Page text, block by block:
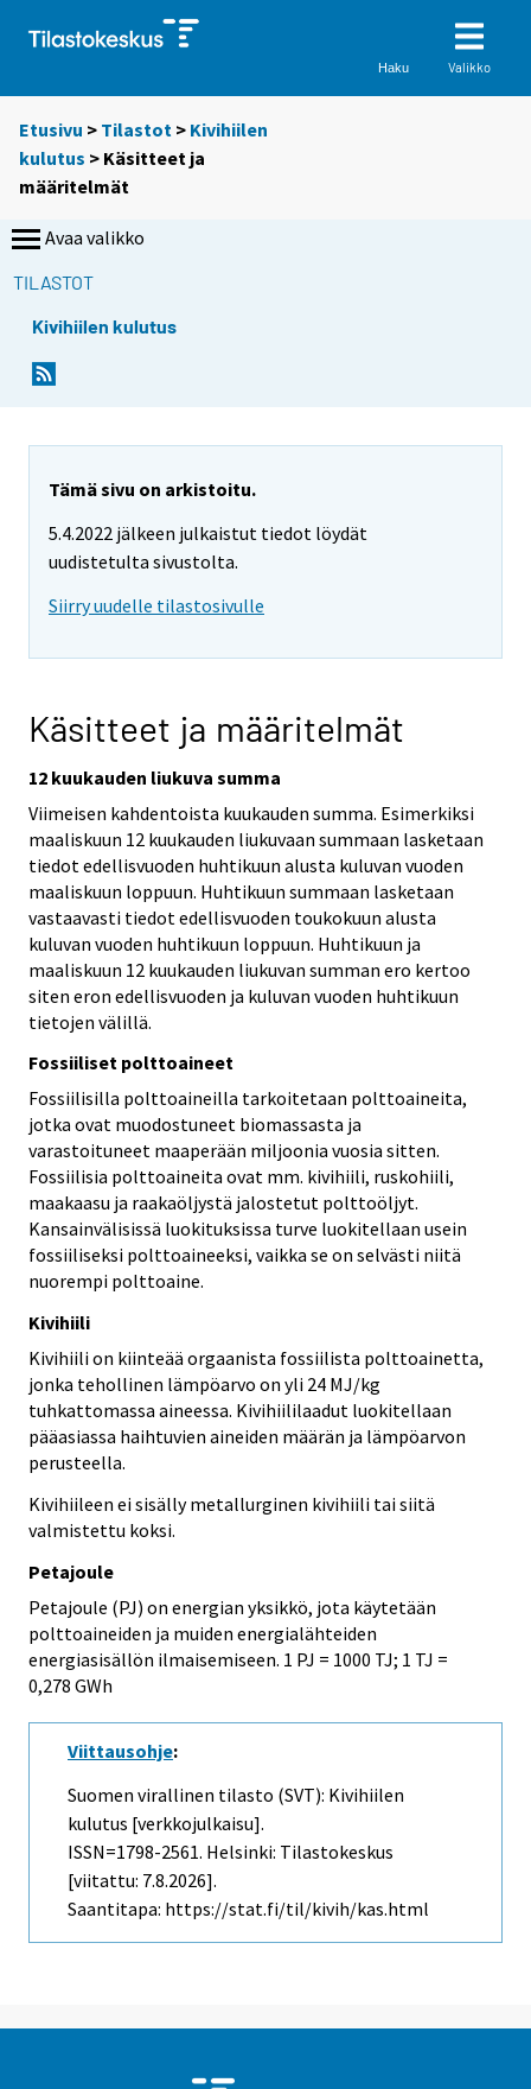
Haku Valikko
Etusivu > Tilastot > Kivihiilen
kulutus > Käsitteet ja
määritelmät
Avaa valikko
TILASTOT
Kivihiilen kulutus
Tämä sivu on arkistoitu.
5.4.2022 jälkeen julkaistut tiedot löydät
uudistetulta sivustolta.
Siirry uudelle tilastosivulle
Käsitteet ja määritelmät
12 kuukauden liukuva summa
Viimeisen kahdentoista kuukauden summa. Esimerkiksi
maaliskuun 12 kuukauden liukuvaan summaan lasketaan
tiedot edellisvuoden huhtikuun alusta kuluvan vuoden
maaliskuun loppuun. Huhtikuun summaan lasketaan
vastaavasti tiedot edellisvuoden toukokuun alusta
kuluvan vuoden huhtikuun loppuun. Huhtikuun ja
maaliskuun 12 kuukauden liukuvan summan ero kertoo
siten eron edellisvuoden ja kuluvan vuoden huhtikuun
tietojen välillä.
Fossiiliset polttoaineet
Fossiilisilla polttoaineilla tarkoitetaan polttoaineita,
jotka ovat muodostuneet biomassasta ja
varastoituneet maaperään miljoonia vuosia sitten.
Fossiilisia polttoaineita ovat mm. kivihiili, ruskohiili,
maakaasu ja raakaöljystä jalostetut polttoöljyt.
Kansainvälisissä luokituksissa turve luokitellaan usein
fossiiliseksi polttoaineeksi, vaikka se on selvästi niitä
nuorempi polttoaine.
Kivihiili
Kivihiili on kiinteää orgaanista fossiilista polttoainetta,
jonka tehollinen lämpöarvo on yli 24 MJ/kg
tuhkattomassa aineessa. Kivihiililaadut luokitellaan
pääasiassa haihtuvien aineiden määrän ja lämpöarvon
perusteella.
Kivihiileen ei sisälly metallurginen kivihiili tai siitä
valmistettu koksi.
Petajoule
Petajoule (PJ) on energian yksikkö, jota käytetään
polttoaineiden ja muiden energialähteiden
energiasisällön ilmaisemiseen. 1 PJ = 1000 TJ; 1 TJ =
0,278 GWh
Viittausohje:
Suomen virallinen tilasto (SVT): Kivihiilen
kulutus [verkkojulkaisu].
ISSN=1798-2561. Helsinki: Tilastokeskus
[viitattu: 7.8.2026].
Saantitapa: https://stat.fi/til/kivih/kas.html